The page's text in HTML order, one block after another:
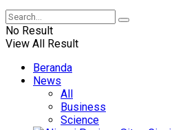
No Result
View All Result
Beranda
News
All
Business
Science